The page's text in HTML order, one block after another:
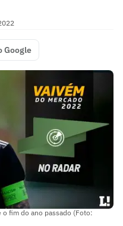
Google
fim do ano passado (Foto: